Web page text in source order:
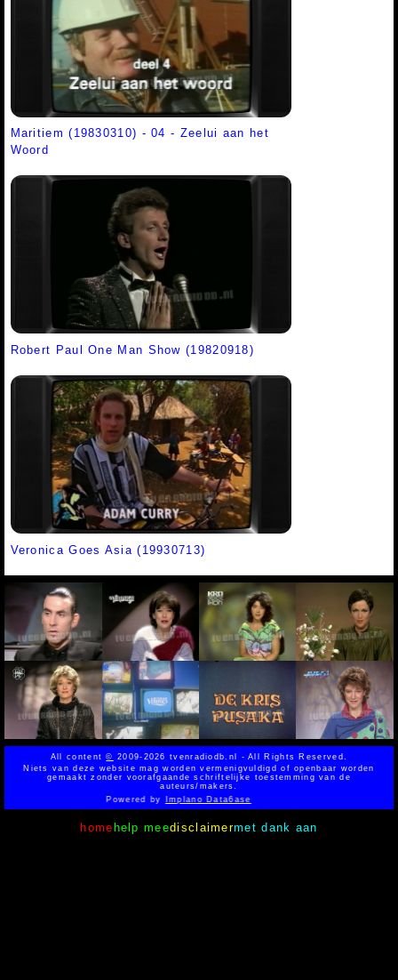
Maritiem (19830310) - 04 - Zeelui aan het
Woord
Robert Paul One Man Show (19820918)
Veronica Goes Asia (19930713)
All content© 2009-2026 tvenradiodb.nl - All Rights Reserved.
Niets van deze website mag worden vermenigvuldigd of openbaar worden
gemaakt zonder voorafgaande schriftelijke toestemming van de
auteurs/makers.
Powered by
Implano Data6ase
home help meedisclaimermet dank aan